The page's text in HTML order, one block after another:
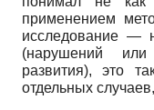
применением
исследование —
(нарушений
развития), это
отдельных